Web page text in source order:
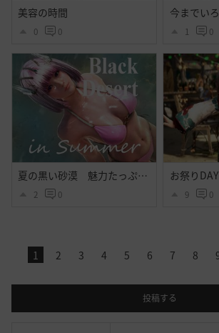
美容の時間
0 0 1 0
夏の黒い砂漠 魅力たっぷりシトラス衣装のｓｓ その２
2 0
お祭りDAY
9 0
1 2 3 4 5 6 7 8
投稿する